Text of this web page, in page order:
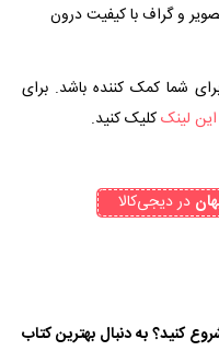
و گراف با کیفیت درون
شما کمک کننده باشد. برای
این لینککلیک کنید.
در دیجی‌کالا
کنید؟ به دنبال بهترین کتاب